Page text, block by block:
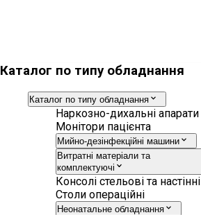
Каталог по типу обладнання
Каталог по типу обладнання
Наркозно-дихальні апарати
Монітори пацієнта
Мийно-дезінфекційні машини
Витратні матеріали та
комплектуючі
Консолі стельові та настінні
Столи операційні
Неонатальне обладнання